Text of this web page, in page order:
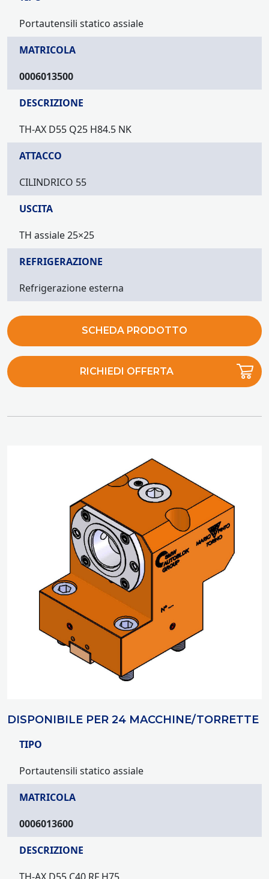
Portautensili statico assiale
MATRICOLA
0006013500
DESCRIZIONE
TH-AX D55 Q25 H84.5 NK
ATTACCO
CILINDRICO 55
USCITA
TH assiale 25×25
REFRIGERAZIONE
Refrigerazione esterna
SCHEDA PRODOTTO
RICHIEDI OFFERTA
DISPONIBILE PER 24 MACCHINE/TORRETTE
TIPO
Portautensili statico assiale
MATRICOLA
0006013600
DESCRIZIONE